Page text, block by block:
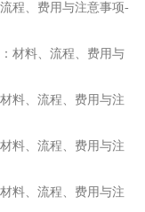
程、费用与注意事项-
材料、流程、费用与
料、流程、费用与注
料、流程、费用与注
料、流程、费用与注